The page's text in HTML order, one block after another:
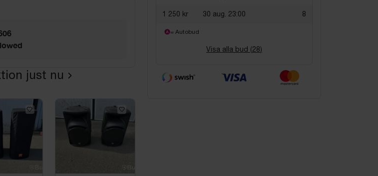
just nu
1 250 kr 30 aug. 23:00 8
= Autobud
Visa alla bud (28)